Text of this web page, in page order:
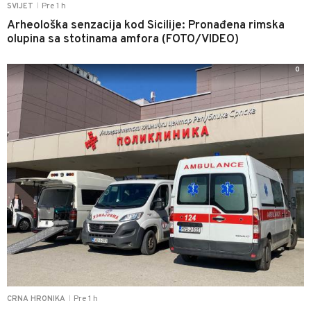
SVIJET Pre 1 h
Arheološka senzacija kod Sicilije: Pronađena rimska
olupina sa stotinama amfora (FOTO/VIDEO)
CRNA HRONIKA Pre 1 h
0